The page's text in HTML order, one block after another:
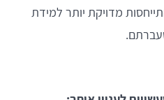
מדויקת יותר למידת